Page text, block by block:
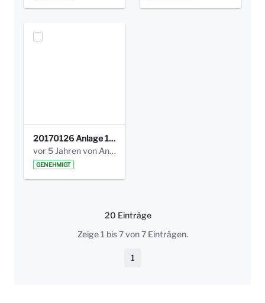
20170126 Anlage 1_Kinderbeteiligung_Olga_Areal_Auswertung.pdf
vor 5 Jahren von Anni Schlumberger
GENEHMIGT
20 Einträge
Pro Seite
Zeige 1 bis 7 von 7 Einträgen.
Seite
1